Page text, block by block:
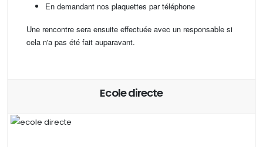
En demandant nos plaquettes par téléphone
Une rencontre sera ensuite effectuée avec un responsable si
cela n'a pas été fait auparavant.
Ecole directe